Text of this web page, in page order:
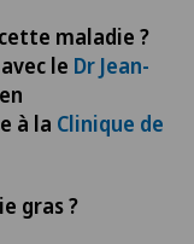
maladie ?
le Dr Jean-
à la Clinique de
gras ?